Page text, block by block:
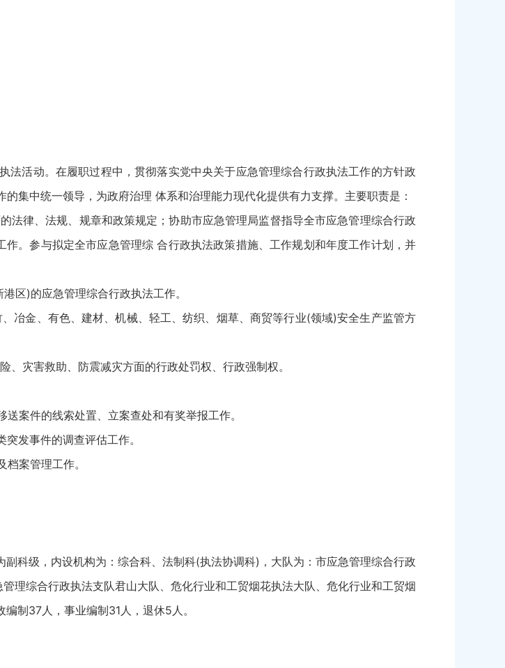
活动。在履职过程中，贯彻落实党中央关于应急管理综合行政执法工作的方针政
集中统一领导，为政府治理 体系和治理能力现代化提供有力支撑。主要职责是：
律、法规、规章和政策规定；协助市应急管理局监督指导全市应急管理综合行政
。参与拟定全市应急管理综 合行政执法政策措施、工作规划和年度工作计划，并
)的应急管理综合行政执法工作。
金、有色、建材、机械、轻工、纺织、烟草、商贸等行业(领域)安全生产监管方
灾害救助、防震减灾方面的行政处罚权、行政强制权。
案件的线索处置、立案查处和有奖举报工作。
发事件的调查评估工作。
案管理工作。
级，内设机构为：综合科、法制科(执法协调科)，大队为：市应急管理综合行政
理综合行政执法支队君山大队、危化行业和工贸烟花执法大队、危化行业和工贸烟
制37人，事业编制31人，退休5人。